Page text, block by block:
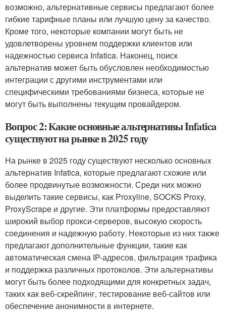
возможно, альтернативные сервисы предлагают более
гибкие тарифные планы или лучшую цену за качество.
Кроме того, некоторые компании могут быть не
удовлетворены уровнем поддержки клиентов или
надежностью сервиса Infatica. Наконец, поиск
альтернатив может быть обусловлен необходимостью
интеграции с другими инструментами или
специфическими требованиями бизнеса, которые не
могут быть выполнены текущим провайдером.
Вопрос 2: Какие основные альтернативы Infatica
существуют на рынке в 2025 году
На рынке в 2025 году существуют несколько основных
альтернатив Infatica, которые предлагают схожие или
более продвинутые возможности. Среди них можно
выделить такие сервисы, как Proxyline, SOCKS Proxy,
ProxyScrape и другие. Эти платформы предоставляют
широкий выбор прокси-серверов, высокую скорость
соединения и надежную работу. Некоторые из них также
предлагают дополнительные функции, такие как
автоматическая смена IP-адресов, фильтрация трафика
и поддержка различных протоколов. Эти альтернативы
могут быть более подходящими для конкретных задач,
таких как веб-скрейпинг, тестирование веб-сайтов или
обеспечение анонимности в интернете.